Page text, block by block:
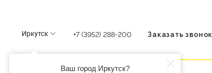
Иркутск
Ваш город Иркутск?
+7 (3952) 288-200 Заказать звонок